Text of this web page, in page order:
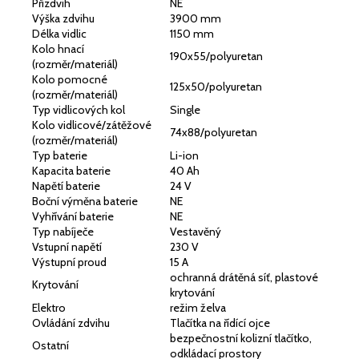
Přízdvih
NE
Výška zdvihu
3900 mm
Délka vidlic
1150 mm
Kolo hnací
(rozměr/materiál)
190x55/polyuretan
Kolo pomocné
(rozměr/materiál)
125x50/polyuretan
Typ vidlicových kol
Single
Kolo vidlicové/zátěžové
(rozměr/materiál)
74x88/polyuretan
Typ baterie
Li-ion
Kapacita baterie
40 Ah
Napětí baterie
24 V
Boční výměna baterie
NE
Vyhřívání baterie
NE
Typ nabíječe
Vestavěný
Vstupní napětí
230 V
Výstupní proud
15 A
Krytování
ochranná drátěná síť, plastové
krytování
Elektro
režim želva
Ovládání zdvihu
Tlačítka na řídící ojce
Ostatní
bezpečnostní kolizní tlačítko,
odkládací prostory